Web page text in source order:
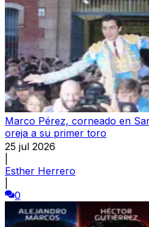
Marco Pérez, corneado en
oreja a su primer toro
25 jul 2026
Esther Herrero
0